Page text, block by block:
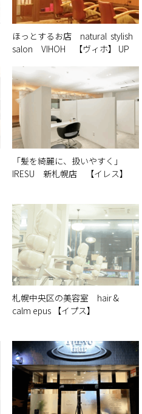
ほっとするお店 natural stylish
salon VIHOH 【ヴィホ】 UP
「髪を綺麗に、扱いやすく」
IRESU 新札幌店 【イレス】
札幌中央区の美容室 hair &
calm epus 【イプス】